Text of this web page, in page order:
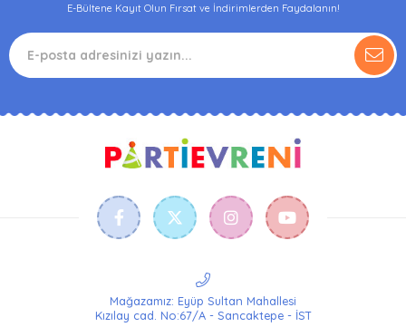
E-Bültene Kayıt Olun Fırsat ve İndirimlerden Faydalanın!
Mağazamız: Eyüp Sultan Mahallesi
Kızılay cad. No:67/A - Sancaktepe - İST